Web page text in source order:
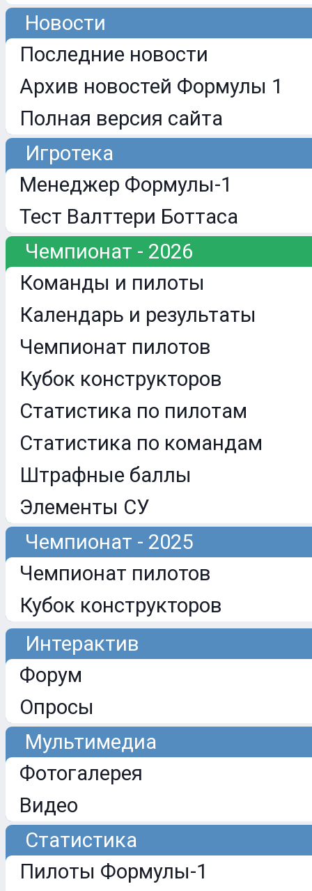
Новости
Последние новости
Архив новостей Формулы 1
Полная версия сайта
Игротека
Менеджер Формулы-1
Тест Валттери Боттаса
Чемпионат - 2026
Команды и пилоты
Календарь и результаты
Чемпионат пилотов
Кубок конструкторов
Статистика по пилотам
Статистика по командам
Штрафные баллы
Элементы СУ
Чемпионат - 2025
Чемпионат пилотов
Кубок конструкторов
Интерактив
Форум
Опросы
Мультимедиа
Фотогалерея
Видео
Статистика
Пилоты Формулы-1